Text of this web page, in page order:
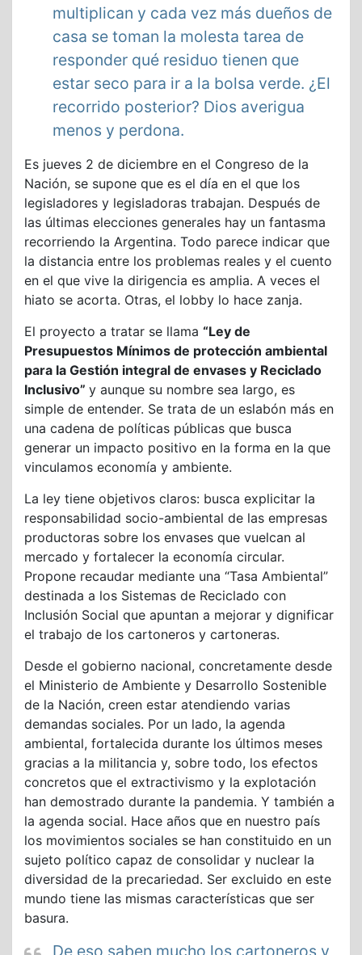
multiplican y cada vez más dueños de
casa se toman la molesta tarea de
responder qué residuo tienen que
estar seco para ir a la bolsa verde. ¿El
recorrido posterior? Dios averigua
menos y perdona.
Es jueves 2 de diciembre en el Congreso de la
Nación, se supone que es el día en el que los
legisladores y legisladoras trabajan. Después de
las últimas elecciones generales hay un fantasma
recorriendo la Argentina. Todo parece indicar que
la distancia entre los problemas reales y el cuento
en el que vive la dirigencia es amplia. A veces el
hiato se acorta. Otras, el lobby lo hace zanja.
El proyecto a tratar se llama “Ley de
Presupuestos Mínimos de protección ambiental
para la Gestión integral de envases y Reciclado
Inclusivo” y aunque su nombre sea largo, es
simple de entender. Se trata de un eslabón más en
una cadena de políticas públicas que busca
generar un impacto positivo en la forma en la que
vinculamos economía y ambiente.
La ley tiene objetivos claros: busca explicitar la
responsabilidad socio-ambiental de las empresas
productoras sobre los envases que vuelcan al
mercado y fortalecer la economía circular.
Propone recaudar mediante una “Tasa Ambiental”
destinada a los Sistemas de Reciclado con
Inclusión Social que apuntan a mejorar y dignificar
el trabajo de los cartoneros y cartoneras.
Desde el gobierno nacional, concretamente desde
el Ministerio de Ambiente y Desarrollo Sostenible
de la Nación, creen estar atendiendo varias
demandas sociales. Por un lado, la agenda
ambiental, fortalecida durante los últimos meses
gracias a la militancia y, sobre todo, los efectos
concretos que el extractivismo y la explotación
han demostrado durante la pandemia. Y también a
la agenda social. Hace años que en nuestro país
los movimientos sociales se han constituido en un
sujeto político capaz de consolidar y nuclear la
diversidad de la precariedad. Ser excluido en este
mundo tiene las mismas características que ser
basura.
De eso saben mucho los cartoneros y